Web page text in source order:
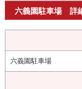
六義園駐車場 詳
六義園駐車場